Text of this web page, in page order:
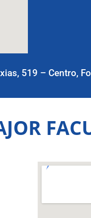
519 – Centro,